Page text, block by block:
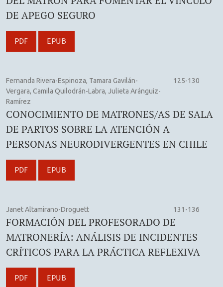
DE APEGO SEGURO
PDF EPUB
Fernanda Rivera-Espinoza, Tamara Gavilán-
Vergara, Camila Quilodrán-Labra, Julieta Aránguiz-
Ramírez
125-130
CONOCIMIENTO DE MATRONES/AS DE SALA
DE PARTOS SOBRE LA ATENCIÓN A
PERSONAS NEURODIVERGENTES EN CHILE
PDF EPUB
Janet Altamirano-Droguett 131-136
FORMACIÓN DEL PROFESORADO DE
MATRONERÍA: ANÁLISIS DE INCIDENTES
CRÍTICOS PARA LA PRÁCTICA REFLEXIVA
PDF EPUB